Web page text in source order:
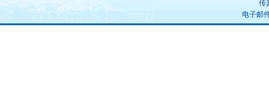
传
电子邮